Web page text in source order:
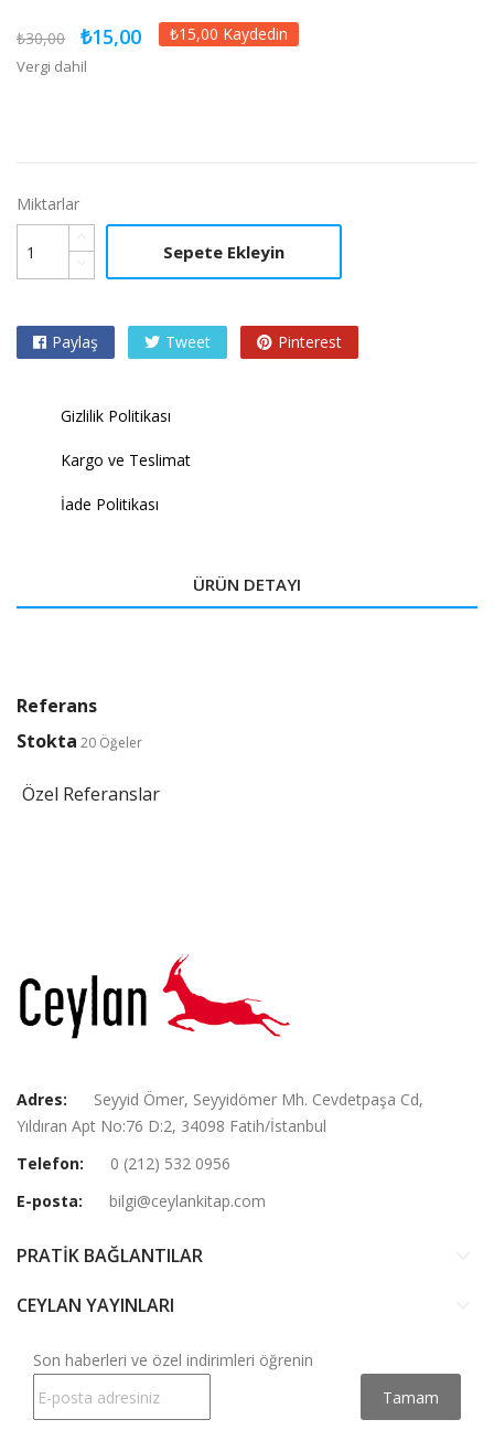
₺30,00 ₺15,00 ₺15,00 Kaydedin
Vergi dahil
Miktarlar
Sepete Ekleyin
Paylaş Tweet Pinterest
Gizlilik Politikası
Kargo ve Teslimat
İade Politikası
ÜRÜN DETAYI
Referans
Stokta 20 Öğeler
Özel Referanslar
Adres:
Seyyid Ömer, Seyyidömer Mh. Cevdetpaşa Cd,
Yıldıran Apt No:76 D:2, 34098 Fatih/İstanbul
Telefon:
0 (212) 532 0956
E-posta:
bilgi@ceylankitap.com
PRATİK BAĞLANTILAR
CEYLAN YAYINLARI
Son haberleri ve özel indirimleri öğrenin